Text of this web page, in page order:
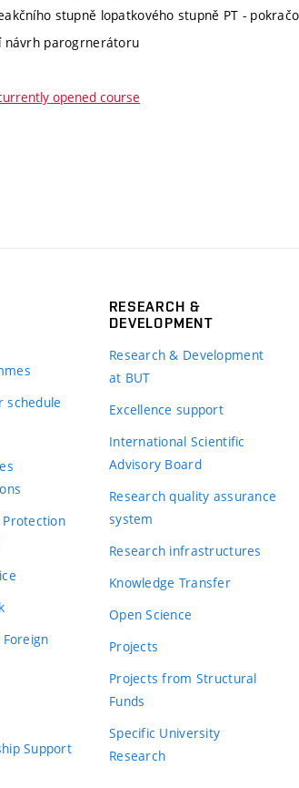
stupně lopatkového stupně PT -
návrh parogrnerátoru
opened course
schedule
Support
RESEARCH &
DEVELOPMENT
Research & Development
at BUT
Excellence support
International Scientific
Advisory Board
Research quality assurance
system
Research infrastructures
Knowledge Transfer
Open Science
Projects
Projects from Structural
Funds
Specific University
Research